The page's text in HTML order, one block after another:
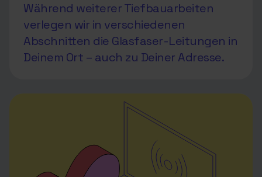
Während weiterer Tiefbauarbeiten
verlegen wir in verschiedenen
Abschnitten die Glasfaser-Leitungen in
Deinem Ort – auch zu Deiner Adresse.